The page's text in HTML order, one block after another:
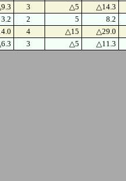
3 △5
△14.3
3.2 2 5
8.2
4 △15
△29.0
3 △5 △11.3